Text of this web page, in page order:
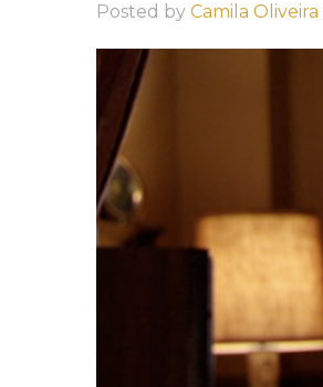
Posted by Camila Oliveira